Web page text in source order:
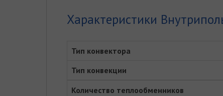
Характеристики
Тип конвектора
Тип конвекции
Количество теплообменников